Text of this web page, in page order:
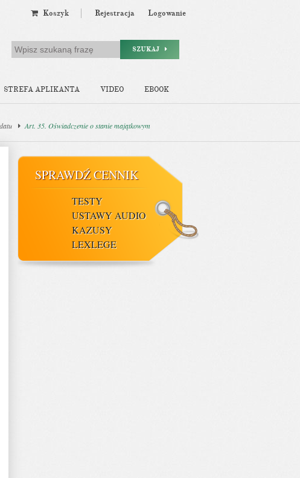
Koszyk Rejestracja Logowanie
SZUKAJ
STREFA APLIKANTA VIDEO EBOOK
Art. 35. Oświadczenie o stanie majątkowym
SPRAWDŹ CENNIK
TESTY
USTAWY AUDIO
KAZUSY
LEXLEGE